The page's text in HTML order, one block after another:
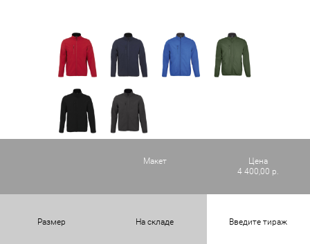
Макет
Цена
4 400,00 р.
Размер На складе Введите тираж